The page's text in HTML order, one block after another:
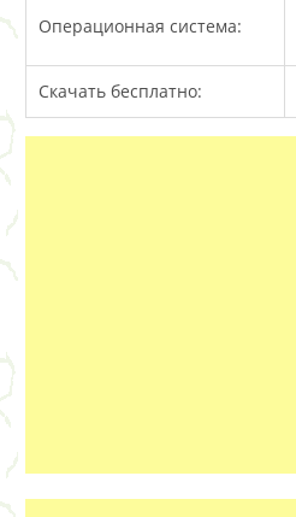
Операционная система:
Скачать бесплатно: